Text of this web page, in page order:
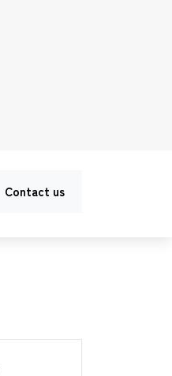
Contact us